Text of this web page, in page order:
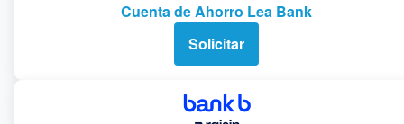
Cuenta de Ahorro Lea Bank
Solicitar